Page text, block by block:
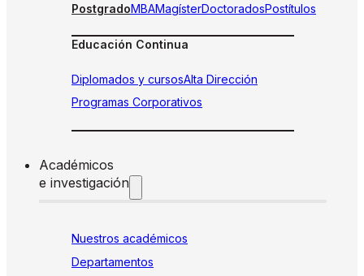
PostgradoMBAMagísterDoctoradosPostítulos
Educación Continua
Diplomados y cursosAlta Dirección
Programas Corporativos
Académicos
e investigación
Nuestros académicos
Departamentos